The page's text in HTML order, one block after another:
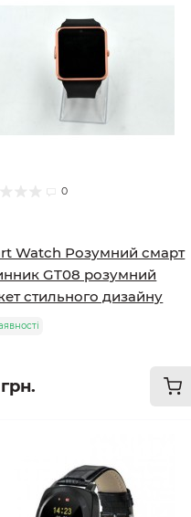
0
Watch Розумний смарт
GT08 розумний
стильного дизайну